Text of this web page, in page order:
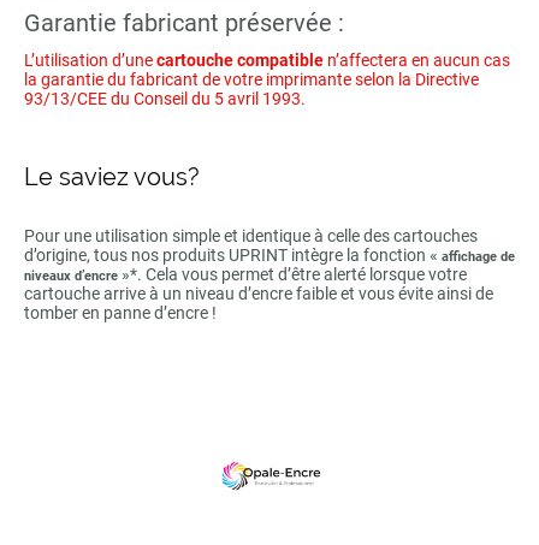
Garantie fabricant préservée :
L’utilisation d’unecartouche compatible n’affectera en aucun cas
la garantie du fabricant de votre imprimante selon la Directive
93/13/CEE du Conseil du 5 avril 1993.
Le saviez vous?
Pour une utilisation simple et identique à celle des cartouches
d’origine, tous nos produits UPRINT intègre la fonction « affichage de
niveaux d’encre »*. Cela vous permet d’être alerté lorsque votre
cartouche arrive à un niveau d’encre faible et vous évite ainsi de
tomber en panne d’encre !